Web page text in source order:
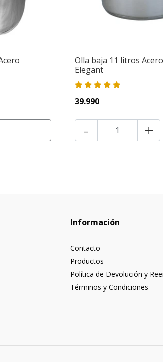
Olla baja 11 litros
Elegant
39.990
- +
Información
Contacto
Productos
Política de Devolución y
Términos y Condiciones